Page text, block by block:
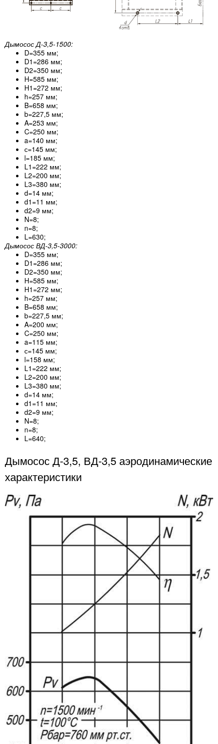
Дымосос Д-3,5-1500:
D=355 мм;
D1=286 мм;
D2=350 мм;
H=585 мм;
H1=272 мм;
h=257 мм;
B=658 мм;
b=227,5 мм;
A=253 мм;
C=250 мм;
a=140 мм;
с=145 мм;
l=185 мм;
L1=222 мм;
L2=200 мм;
L3=380 мм;
d=14 мм;
d1=11 мм;
d2=9 мм;
N=8;
n=8;
L=630;
Дымосос ВД-3,5-3000:
D=355 мм;
D1=286 мм;
D2=350 мм;
H=585 мм;
H1=272 мм;
h=257 мм;
B=658 мм;
b=227,5 мм;
A=200 мм;
C=250 мм;
a=115 мм;
с=145 мм;
l=158 мм;
L1=222 мм;
L2=200 мм;
L3=380 мм;
d=14 мм;
d1=11 мм;
d2=9 мм;
N=8;
n=8;
L=640;
Дымосос Д-3,5, ВД-3,5 аэродинамические
характеристики